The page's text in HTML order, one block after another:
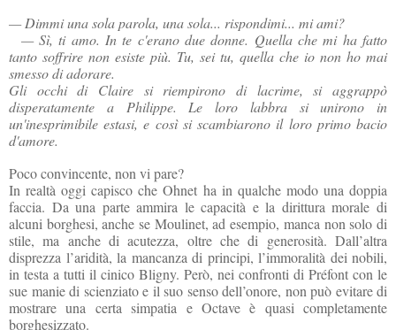
— Dimmi una sola parola, una sola... rispondimi... mi ami?
— Sì, ti amo. In te c'erano due donne. Quella che mi ha fatto
tanto soffrire non esiste più. Tu, sei tu, quella che io non ho mai
smesso di adorare.
Gli occhi di Claire si riempirono di lacrime, si aggrappò
disperatamente a Philippe. Le loro labbra si unirono in
un'inesprimibile estasi, e così si scambiarono il loro primo bacio
d'amore.
Poco convincente, non vi pare?
In realtà oggi capisco che Ohnet ha in qualche modo una doppia
faccia. Da una parte ammira le capacità e la dirittura morale di
alcuni borghesi, anche se Moulinet, ad esempio, manca non solo di
stile, ma anche di acutezza, oltre che di generosità. Dall’altra
disprezza l’aridità, la mancanza di principi, l’immoralità dei nobili,
in testa a tutti il cinico Bligny. Però, nei confronti di Préfont con le
sue manie di scienziato e il suo senso dell’onore, non può evitare di
mostrare una certa simpatia e Octave è quasi completamente
borghesizzato.